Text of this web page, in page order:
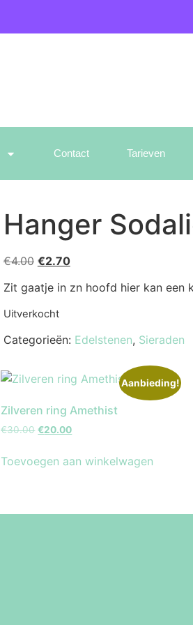
Contact Tarieven
Hanger
€4.00 €2.70
Zit gaatje in zn hoofd hier kan een
Uitverkocht
Categorieën: Edelstenen, Sieraden
Aanbieding!
Zilveren ring Amethist
€30.00 €20.00
Toevoegen aan winkelwagen